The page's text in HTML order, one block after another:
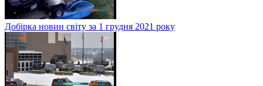
Добірка новин світу за 1 грудня 2021 року